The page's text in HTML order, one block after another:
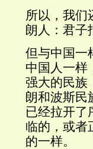
所以，我们
朗人：君子
但与中国一
中国人一样
强大的民族
朗和波斯民
已经拉开了
临的，或者
的一样。